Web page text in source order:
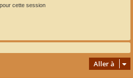
cette session
Aller à